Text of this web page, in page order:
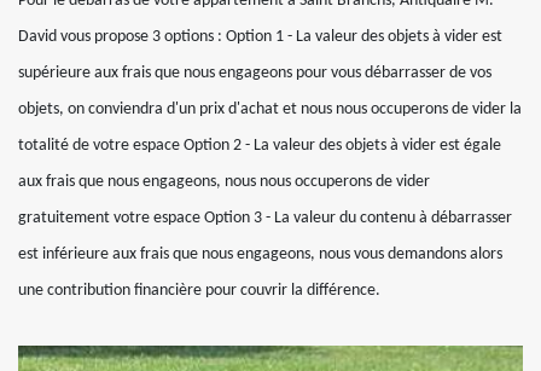
David vous propose 3 options : Option 1 - La valeur des objets à vider est
supérieure aux frais que nous engageons pour vous débarrasser de vos
objets, on conviendra d'un prix d'achat et nous nous occuperons de vider la
totalité de votre espace Option 2 - La valeur des objets à vider est égale
aux frais que nous engageons, nous nous occuperons de vider
gratuitement votre espace Option 3 - La valeur du contenu à débarrasser
est inférieure aux frais que nous engageons, nous vous demandons alors
une contribution financière pour couvrir la différence.